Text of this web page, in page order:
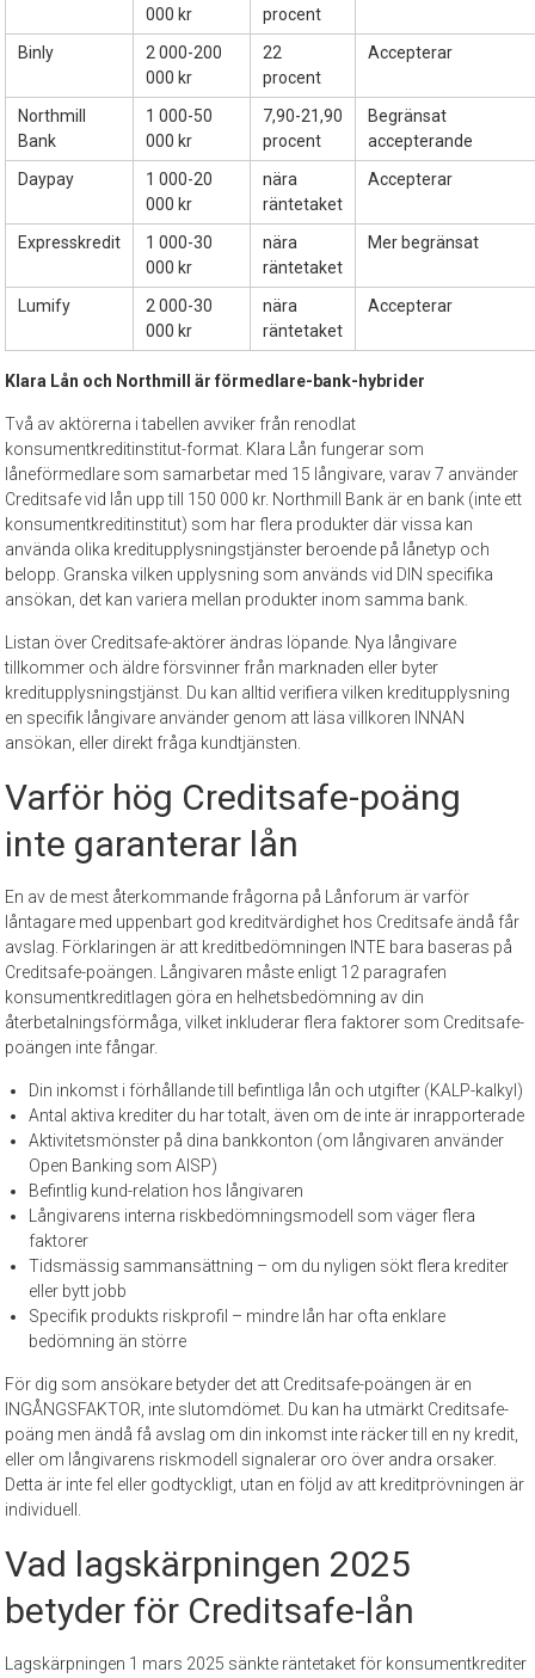
000 kr
procent
Binly
2 000-200
000 kr
22
procent
Accepterar
Northmill
Bank
1 000-50
000 kr
7,90-21,90
procent
Begränsat
accepterande
Daypay
1 000-20
000 kr
nära
räntetaket
Accepterar
Expresskredit
1 000-30
000 kr
nära
räntetaket
Mer begränsat
Lumify
2 000-30
000 kr
nära
räntetaket
Accepterar
Klara Lån och Northmill är förmedlare-bank-hybrider
Två av aktörerna i tabellen avviker från renodlat
konsumentkreditinstitut-format. Klara Lån fungerar som
låneförmedlare som samarbetar med 15 långivare, varav 7 använder
Creditsafe vid lån upp till 150 000 kr. Northmill Bank är en bank (inte ett
konsumentkreditinstitut) som har flera produkter där vissa kan
använda olika kreditupplysningstjänster beroende på lånetyp och
belopp. Granska vilken upplysning som används vid DIN specifika
ansökan, det kan variera mellan produkter inom samma bank.
Listan över Creditsafe-aktörer ändras löpande. Nya långivare
tillkommer och äldre försvinner från marknaden eller byter
kreditupplysningstjänst. Du kan alltid verifiera vilken kreditupplysning
en specifik långivare använder genom att läsa villkoren INNAN
ansökan, eller direkt fråga kundtjänsten.
Varför hög Creditsafe-poäng
inte garanterar lån
En av de mest återkommande frågorna på Lånforum är varför
låntagare med uppenbart god kreditvärdighet hos Creditsafe ändå får
avslag. Förklaringen är att kreditbedömningen INTE bara baseras på
Creditsafe-poängen. Långivaren måste enligt 12 paragrafen
konsumentkreditlagen göra en helhetsbedömning av din
återbetalningsförmåga, vilket inkluderar flera faktorer som Creditsafe-
poängen inte fångar.
Din inkomst i förhållande till befintliga lån och utgifter (KALP-kalkyl)
Antal aktiva krediter du har totalt, även om de inte är inrapporterade
Aktivitetsmönster på dina bankkonton (om långivaren använder
Open Banking som AISP)
Befintlig kund-relation hos långivaren
Långivarens interna riskbedömningsmodell som väger flera
faktorer
Tidsmässig sammansättning – om du nyligen sökt flera krediter
eller bytt jobb
Specifik produkts riskprofil – mindre lån har ofta enklare
bedömning än större
För dig som ansökare betyder det att Creditsafe-poängen är en
INGÅNGSFAKTOR, inte slutomdömet. Du kan ha utmärkt Creditsafe-
poäng men ändå få avslag om din inkomst inte räcker till en ny kredit,
eller om långivarens riskmodell signalerar oro över andra orsaker.
Detta är inte fel eller godtyckligt, utan en följd av att kreditprövningen är
individuell.
Vad lagskärpningen 2025
betyder för Creditsafe-lån
Lagskärpningen 1 mars 2025 sänkte räntetaket för konsumentkrediter